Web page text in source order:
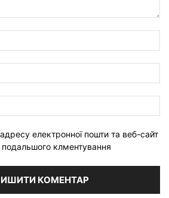
електронної пошти та веб-сайт
клментування